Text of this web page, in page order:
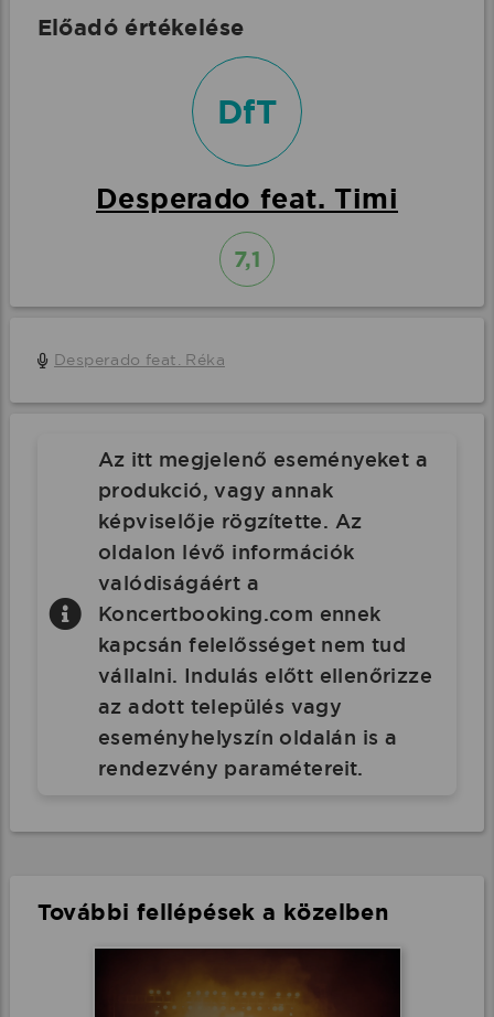
Előadó értékelése
DfT
Desperado feat. Timi
7,1
Desperado feat. Réka
Az itt megjelenő eseményeket a
produkció, vagy annak
képviselője rögzítette. Az
oldalon lévő információk
valódiságáért a
Koncertbooking.com ennek
kapcsán felelősséget nem tud
vállalni. Indulás előtt ellenőrizze
az adott település vagy
eseményhelyszín oldalán is a
rendezvény paramétereit.
További fellépések a közelben